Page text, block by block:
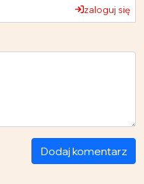
zaloguj się
Dodaj komentarz